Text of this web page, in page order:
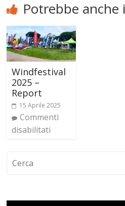
Potrebbe anche
Windfestival
2025 –
Report
15 Aprile 2025
Commenti
disabilitati